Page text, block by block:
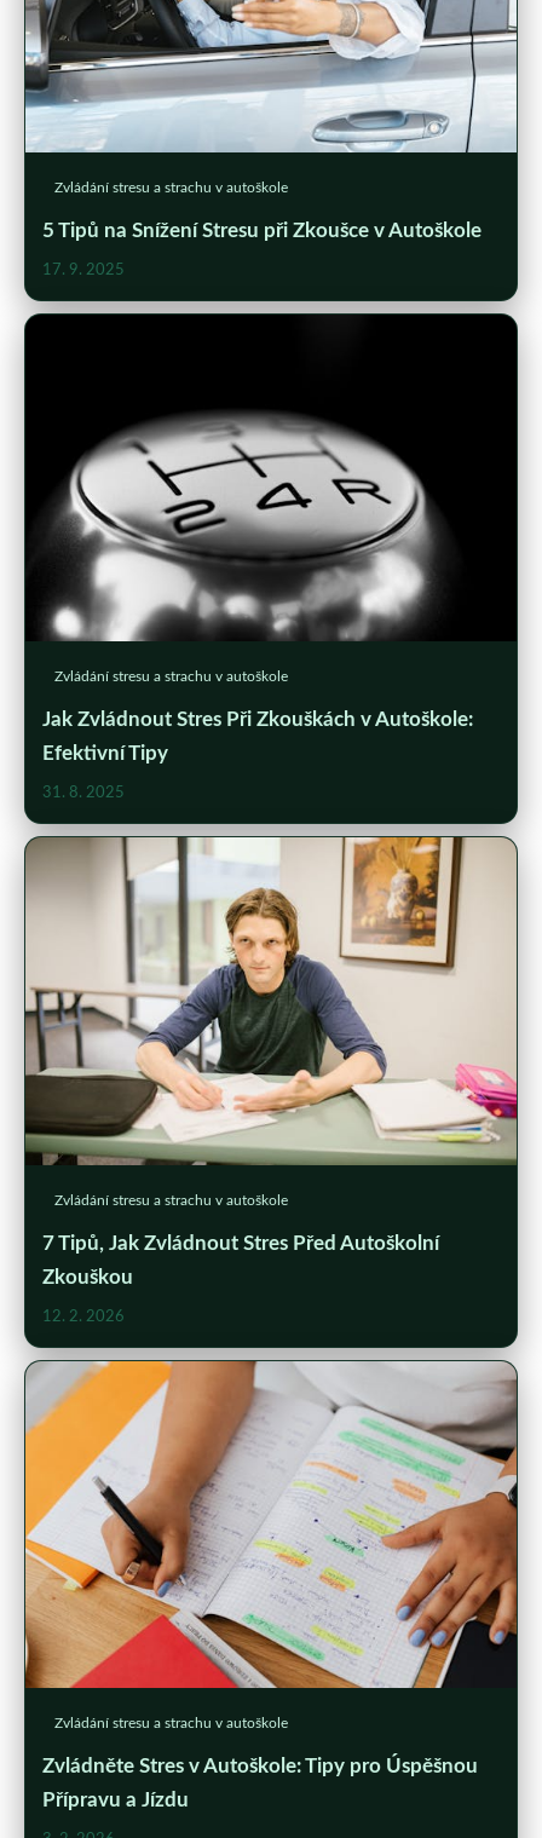
Zvládání stresu a strachu v autoškole
5 Tipů na Snížení Stresu při Zkoušce v Autoškole
17. 9. 2025
Zvládání stresu a strachu v autoškole
Jak Zvládnout Stres Při Zkouškách v Autoškole:
Efektivní Tipy
31. 8. 2025
Zvládání stresu a strachu v autoškole
7 Tipů, Jak Zvládnout Stres Před Autoškolní
Zkouškou
12. 2. 2026
Zvládání stresu a strachu v autoškole
Zvládněte Stres v Autoškole: Tipy pro Úspěšnou
Přípravu a Jízdu